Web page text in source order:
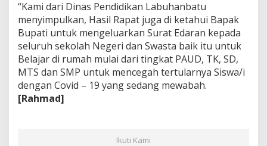
“Kami dari Dinas Pendidikan Labuhanbatu
menyimpulkan, Hasil Rapat juga di ketahui Bapak
Bupati untuk mengeluarkan Surat Edaran kepada
seluruh sekolah Negeri dan Swasta baik itu untuk
Belajar di rumah mulai dari tingkat PAUD, TK, SD,
MTS dan SMP untuk mencegah tertularnya Siswa/i
dengan Covid – 19 yang sedang mewabah.
[Rahmad]
Ikuti Kami